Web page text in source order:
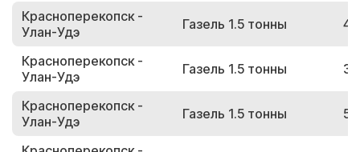
Красноперекопск -
Улан-Удэ
Газель 1.5 тонны
Красноперекопск -
Улан-Удэ
Газель 1.5 тонны
Красноперекопск -
Улан-Удэ
Газель 1.5 тонны